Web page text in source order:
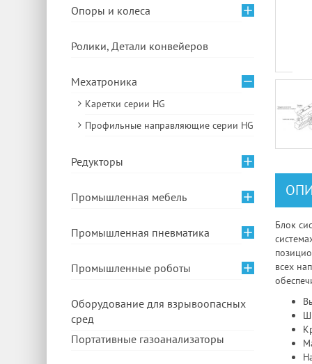
Блок
всех
Опоры и колеса
Ролики, Детали конвейеров
Мехатроника
Каретки серии HG
Профильные направляющие серии HG
Редукторы
Промышленная мебель
Промышленная пневматика
Промышленные роботы
Оборудование для взрывоопасных
сред
Портативные газоанализаторы